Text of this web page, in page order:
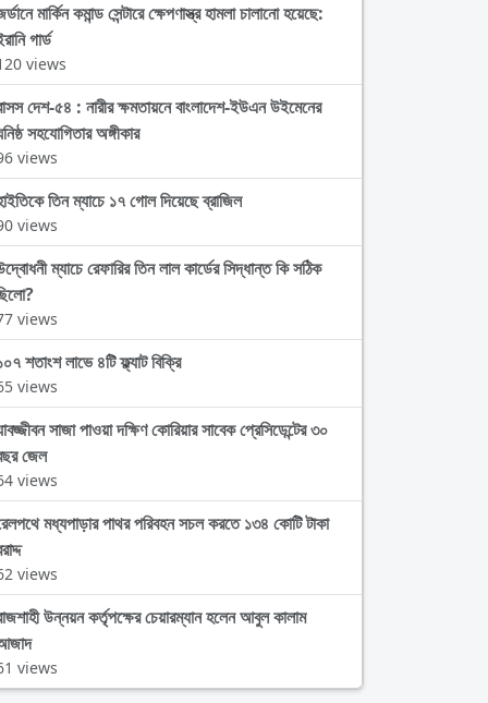
মার্কিন কমান্ড সেন্টারে ক্ষেপণাস্ত্র হামলা চালানো হয়েছে:
গার্ড
views
দেশ-৫৪ : নারীর ক্ষমতায়নে বাংলাদেশ-ইউএন উইমেনের
সহযোগিতার অঙ্গীকার
views
তিন ম্যাচে ১৭ গোল দিয়েছে ব্রাজিল
views
ম্যাচে রেফারির তিন লাল কার্ডের সিদ্ধান্ত কি সঠিক
views
শতাংশ লাভে ৪টি ফ্ল্যাট বিক্রি
views
সাজা পাওয়া দক্ষিণ কোরিয়ার সাবেক প্রেসিডেন্টের ৩০
জেল
views
মধ্যপাড়ার পাথর পরিবহন সচল করতে ১৩৪ কোটি টাকা
views
উন্নয়ন কর্তৃপক্ষের চেয়ারম্যান হলেন আবুল কালাম
views